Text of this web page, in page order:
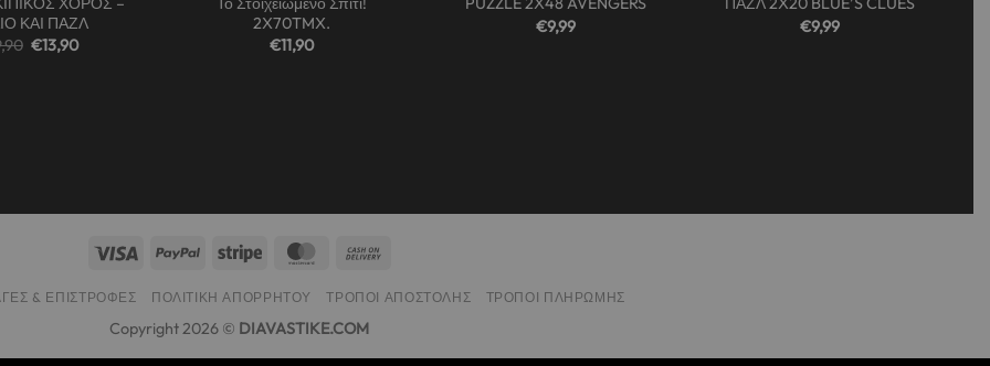
ΚΑΙ ΠΑΖΛ
Original
price
€13,90Η
2X70TMX.
€11,90
€9,99
€9,99
& ΕΠΙΣΤΡΟΦΈΣ ΠΟΛΙΤΙΚΉ ΑΠΟΡΡΉΤΟΥ ΤΡΌΠΟΙ ΑΠΟΣΤΟΛΉΣ ΤΡΌΠΟΙ ΠΛΗΡΩΜΉΣ
Copyright 2026 © DIAVASTIKE.COM